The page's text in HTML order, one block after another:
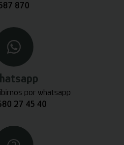
870
por whatsapp
27 45 40